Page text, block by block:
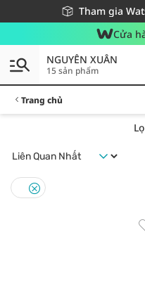
Tham gia
Miễn phí giao
Giao hàng nhanh 24h -
Cửa
NGUYÊN XUÂN
15 sản phẩm
Trang chủ